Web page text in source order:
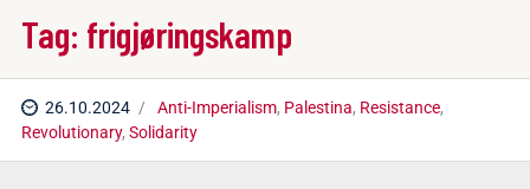
Tag: frigjøringskamp
26.10.2024 Anti-Imperialism, Palestina, Resistance,
Revolutionary, Solidarity